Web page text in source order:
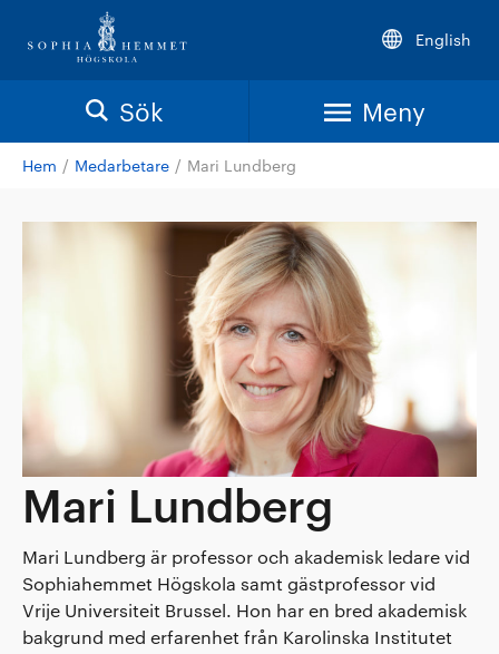
English
Sök Meny
Hem / Medarbetare / Mari Lundberg
Mari Lundberg
Mari Lundberg är professor och akademisk ledare vid
Sophiahemmet Högskola samt gästprofessor vid
Vrije Universiteit Brussel. Hon har en bred akademisk
bakgrund med erfarenhet från Karolinska Institutet